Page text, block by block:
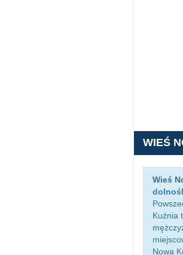
WIEŚ
Wieś
Kuźnia
Nowa